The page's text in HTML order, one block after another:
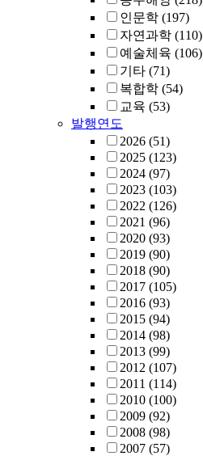
인문학 (197)
자연과학 (110)
예술체육 (106)
기타 (71)
복합학 (54)
교육 (53)
발행연도
2026 (51)
2025 (123)
2024 (97)
2023 (103)
2022 (126)
2021 (96)
2020 (93)
2019 (90)
2018 (90)
2017 (105)
2016 (93)
2015 (94)
2014 (98)
2013 (99)
2012 (107)
2011 (114)
2010 (100)
2009 (92)
2008 (98)
2007 (57)